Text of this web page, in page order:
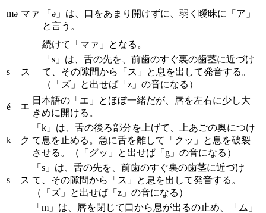
mə マァ
「ə」は、口をあまり開けずに、弱く曖昧に「ア」
と言う。
続けて「マァ」となる。
s ス
「s」は、舌の先を、前歯のすぐ裏の歯茎に近づけ
て、その隙間から「ス」と息を出して発音する。
（「ズ」と出せば「z」の音になる）
é エ
日本語の「エ」とほぼ一緒だが、唇を左右に少し大
きめに開ける。
k ク
「k」は、舌の後ろ部分を上げて、上あごの奥につけ
て息を止める。急に舌を離して「クッ」と息を破裂
させる。（「グッ」と出せば「g」の音になる）
s ス
「s」は、舌の先を、前歯のすぐ裏の歯茎に近づけ
て、その隙間から「ス」と息を出して発音する。
（「ズ」と出せば「z」の音になる）
「m」は、唇を閉じて口から息が出るの止め、「ム」